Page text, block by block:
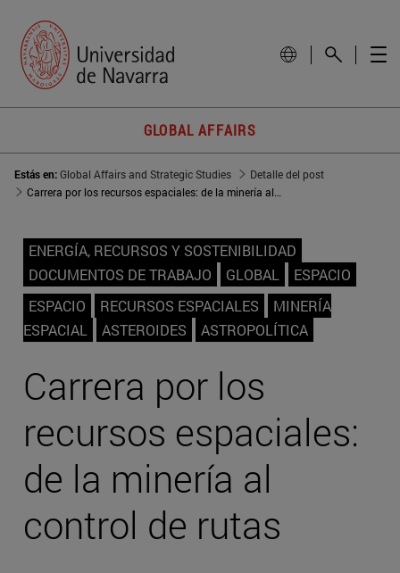
GLOBAL AFFAIRS
Estás en:Global Affairs and Strategic Studies
Detalle del post
Carrera por los recursos espaciales: de la minería al control de rutas
ENERGÍA, RECURSOS Y SOSTENIBILIDAD
DOCUMENTOS DE TRABAJO
GLOBAL
ESPACIO
ESPACIO
RECURSOS ESPACIALES
MINERÍA
ESPACIAL
ASTEROIDES ASTROPOLÍTICA
Carrera por los
recursos espaciales:
de la minería al
control de rutas